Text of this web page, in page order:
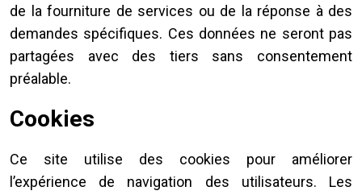
de la fourniture de services ou de la réponse à des
demandes spécifiques. Ces données ne seront pas
partagées avec des tiers sans consentement
préalable.
Cookies
Ce site utilise des cookies pour améliorer
l’expérience de navigation des utilisateurs. Les